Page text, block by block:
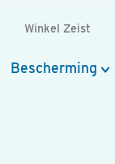
Winkel Zeist
Bescherming